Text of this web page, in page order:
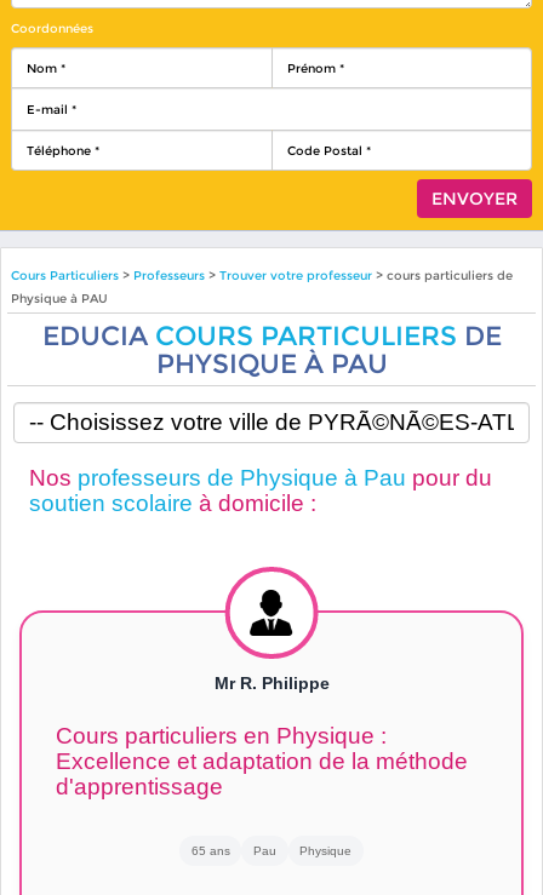
Coordonnées
Cours Particuliers> Professeurs > Trouver votre professeur> cours particuliers de
Physique à PAU
EDUCIA COURS PARTICULIERS DE
PHYSIQUE À PAU
Nos professeurs de Physique à Pau pour du
soutien scolaire à domicile :
Mr R. Philippe
Cours particuliers en Physique :
Excellence et adaptation de la méthode
d'apprentissage
65 ans Pau Physique